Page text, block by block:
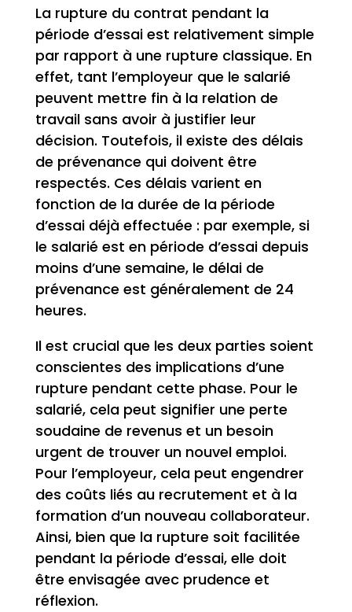
La rupture du contrat pendant la
période d’essai est relativement simple
par rapport à une rupture classique. En
effet, tant l’employeur que le salarié
peuvent mettre fin à la relation de
travail sans avoir à justifier leur
décision. Toutefois, il existe des délais
de prévenance qui doivent être
respectés. Ces délais varient en
fonction de la durée de la période
d’essai déjà effectuée : par exemple, si
le salarié est en période d’essai depuis
moins d’une semaine, le délai de
prévenance est généralement de 24
heures.
Il est crucial que les deux parties soient
conscientes des implications d’une
rupture pendant cette phase. Pour le
salarié, cela peut signifier une perte
soudaine de revenus et un besoin
urgent de trouver un nouvel emploi.
Pour l’employeur, cela peut engendrer
des coûts liés au recrutement et à la
formation d’un nouveau collaborateur.
Ainsi, bien que la rupture soit facilitée
pendant la période d’essai, elle doit
être envisagée avec prudence et
réflexion.